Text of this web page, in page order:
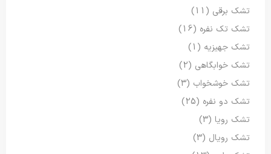
تشک برقی (11)
تشک تک نفره (16)
تشک جهیزیه (1)
تشک خوابگاهی (2)
تشک خوشخواب (3)
تشک دو نفره (25)
تشک رویا (3)
تشک رویال (3)